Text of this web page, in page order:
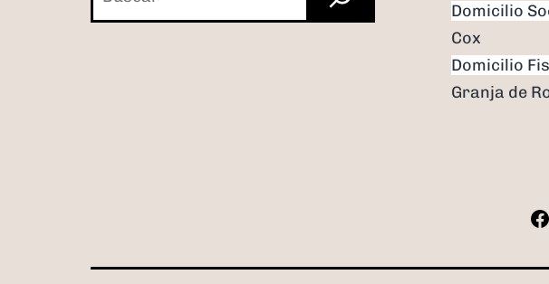
Domicilio
Cox
Domicilio
Granja de